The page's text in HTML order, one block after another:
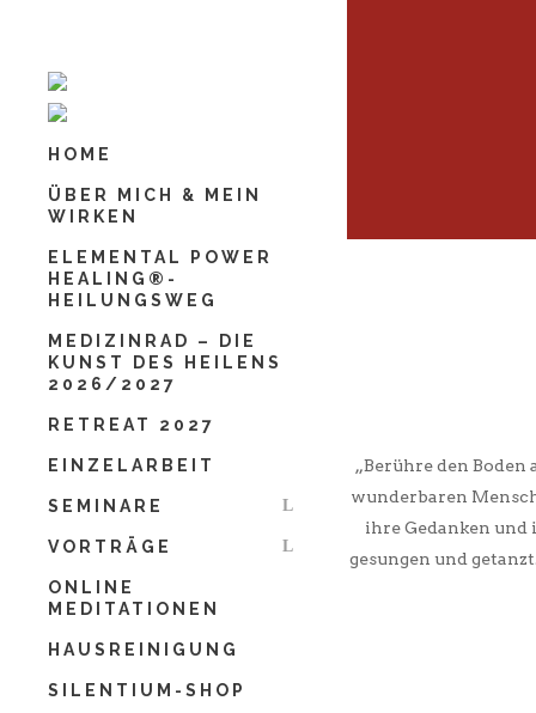
HOME
ÜBER MICH & MEIN
WIRKEN
ELEMENTAL POWER
HEALING®-
HEILUNGSWEG
MEDIZINRAD – DIE
KUNST DES HEILENS
2026/2027
RETREAT 2027
EINZELARBEIT
SEMINARE
VORTRÄGE
ONLINE
MEDITATIONEN
HAUSREINIGUNG
SILENTIUM-SHOP
„Berühre den
wunderbaren
ihre Gedanken
gesungen und
Deine E-Mail-Adresse
Deine Mobilnummer
Layout Vorname Nachname
Ich bin damit einverstanden, dass Doris Fuentes
mir Newsletter und Informationen per Email
zusenden darf und ich stimme der
Datenschutzerklärung zu. Die Einwilligung kann
widerrufen werden.